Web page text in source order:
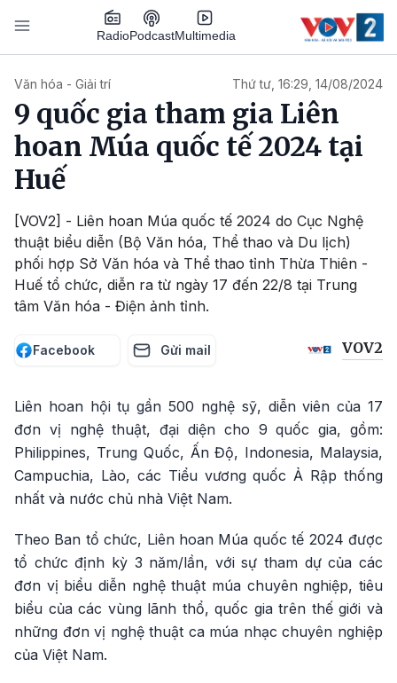
Nhảy đến nội dung
RadioPodcastMultimedia
Văn hóa - Giải trí Thứ tư, 16:29, 14/08/2024
9 quốc gia tham gia Liên
hoan Múa quốc tế 2024 tại
Huế
[VOV2] - Liên hoan Múa quốc tế 2024 do Cục Nghệ
thuật biểu diễn (Bộ Văn hóa, Thể thao và Du lịch)
phối hợp Sở Văn hóa và Thể thao tỉnh Thừa Thiên -
Huế tổ chức, diễn ra từ ngày 17 đến 22/8 tại Trung
tâm Văn hóa - Điện ảnh tỉnh.
Facebook Gửi mail VOV2
Liên hoan hội tụ gần 500 nghệ sỹ, diễn viên của 17
đơn vị nghệ thuật, đại diện cho 9 quốc gia, gồm:
Philippines, Trung Quốc, Ấn Độ, Indonesia, Malaysia,
Campuchia, Lào, các Tiểu vương quốc Ả Rập thống
nhất và nước chủ nhà Việt Nam.
Theo Ban tổ chức, Liên hoan Múa quốc tế 2024 được
tổ chức định kỳ 3 năm/lần, với sự tham dự của các
đơn vị biểu diễn nghệ thuật múa chuyên nghiệp, tiêu
biểu của các vùng lãnh thổ, quốc gia trên thế giới và
những đơn vị nghệ thuật ca múa nhạc chuyên nghiệp
của Việt Nam.